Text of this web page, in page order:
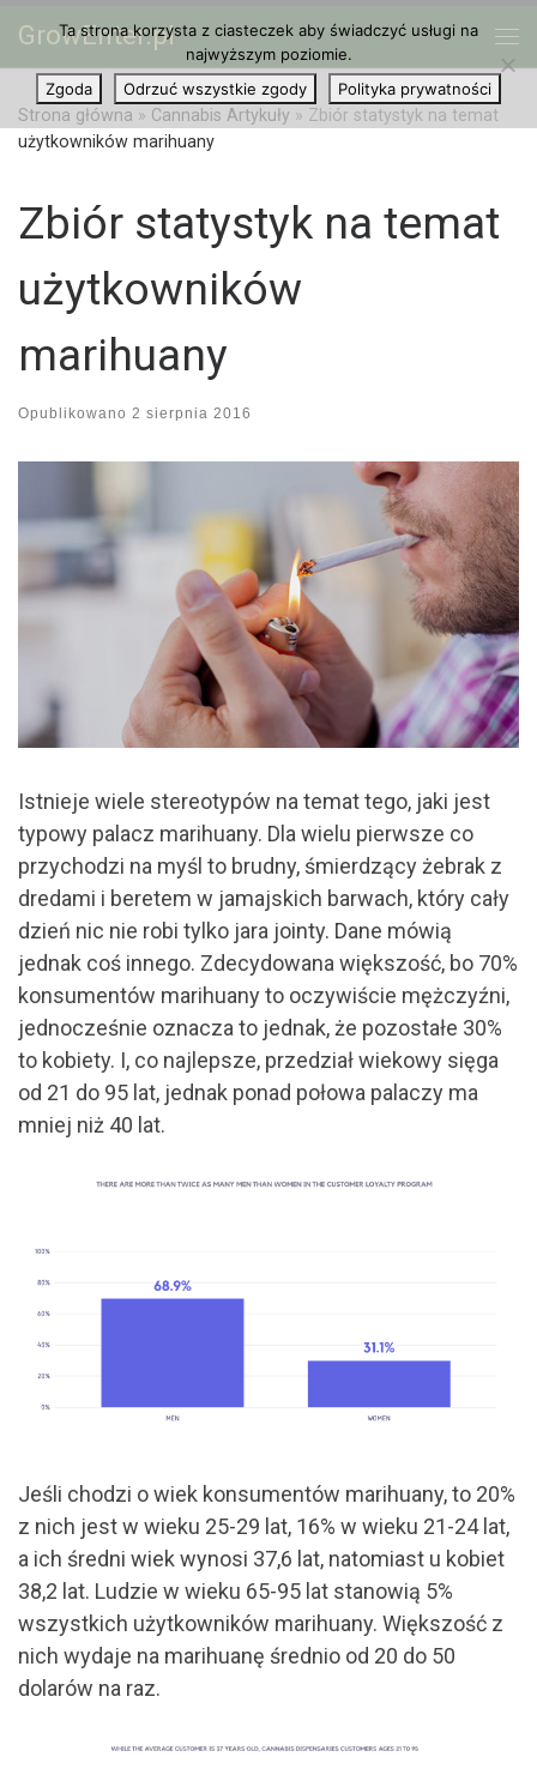
Przejdź do treści
GrowEnter.pl
Strona główna » Cannabis Artykuły » Zbiór statystyk na temat
użytkowników marihuany
Zbiór statystyk na temat
użytkowników
marihuany
Opublikowano 2 sierpnia 2016
Istnieje wiele stereotypów na temat tego, jaki jest
typowy palacz marihuany. Dla wielu pierwsze co
przychodzi na myśl to brudny, śmierdzący żebrak z
dredami i beretem w jamajskich barwach, który cały
dzień nic nie robi tylko jara jointy. Dane mówią
jednak coś innego. Zdecydowana większość, bo 70%
konsumentów marihuany to oczywiście mężczyźni,
jednocześnie oznacza to jednak, że pozostałe 30%
to kobiety. I, co najlepsze, przedział wiekowy sięga
od 21 do 95 lat, jednak ponad połowa palaczy ma
mniej niż 40 lat.
Jeśli chodzi o wiek konsumentów marihuany, to 20%
z nich jest w wieku 25-29 lat, 16% w wieku 21-24 lat,
a ich średni wiek wynosi 37,6 lat, natomiast u kobiet
38,2 lat. Ludzie w wieku 65-95 lat stanowią 5%
wszystkich użytkowników marihuany. Większość z
nich wydaje na marihuanę średnio od 20 do 50
dolarów na raz.
Ta strona korzysta z ciasteczek aby świadczyć usługi na
najwyższym poziomie.
Zgoda
Odrzuć wszystkie zgody Polityka prywatności